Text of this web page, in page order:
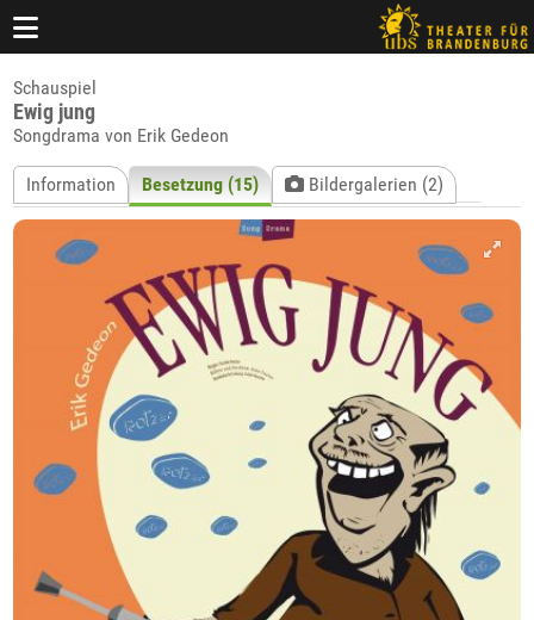
Schauspiel
Ewig jung
Songdrama von Erik Gedeon
Information Besetzung (15) Bildergalerien (2)